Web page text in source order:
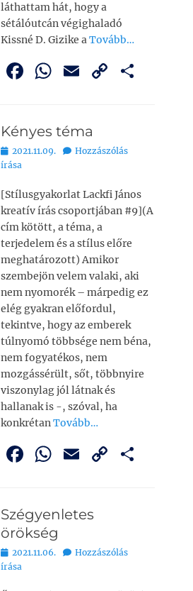
láthattam hát, hogy a
sétálóutcán végighaladó
Kissné D. Gizike aTovább…
F
e
b
o
o
k
W
s
A
p
p
E
l
C
y
Li
n
k
e
g
Kényes téma
Bejegyezve
2021.11.09.
Hozzászólás
írása
[Stílusgyakorlat Lackfi János
kreatív írás csoportjában #9](A
cím kötött, a téma, a
terjedelem és a stílus előre
meghatározott) Amikor
szembejön velem valaki, aki
nem nyomorék – márpedig ez
elég gyakran előfordul,
tekintve, hogy az emberek
túlnyomó többsége nem béna,
nem fogyatékos, nem
mozgássérült, sőt, többnyire
viszonylag jól látnak és
hallanak is -, szóval, ha
konkrétanTovább…
F
e
b
W
s
A
E
l
C
Li
Szégyenletes
örökség
Bejegyezve
2021.11.06.
Hozzászólás
írása